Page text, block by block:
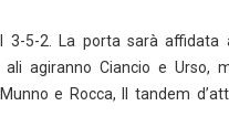
3-5-2. La porta sarà affidata
agiranno Ciancio e Urso,
e Rocca, Il tandem